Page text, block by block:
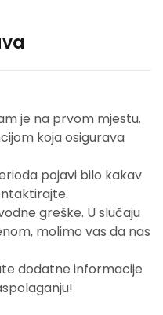
je na prvom mjestu.
koja osigurava
pojavi bilo kakav
greške. U slučaju
molimo vas da nas
dodatne informacije